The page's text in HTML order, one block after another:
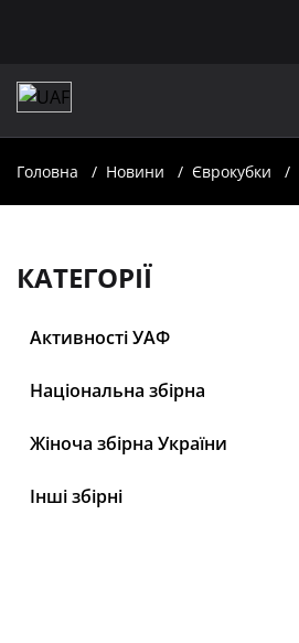
Головна Новини Єврокубки
КАТЕГОРІЇ
Активності УАФ
Національна збірна
Жіноча збірна України
Інші збірні